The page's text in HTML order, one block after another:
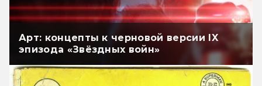
Арт: концепты к черновой версии IX
эпизода «Звёздных войн»